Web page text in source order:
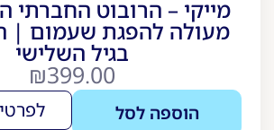
מעולה להפגת שעמום |
בגיל השלישי
₪399.00
הוספה לסל